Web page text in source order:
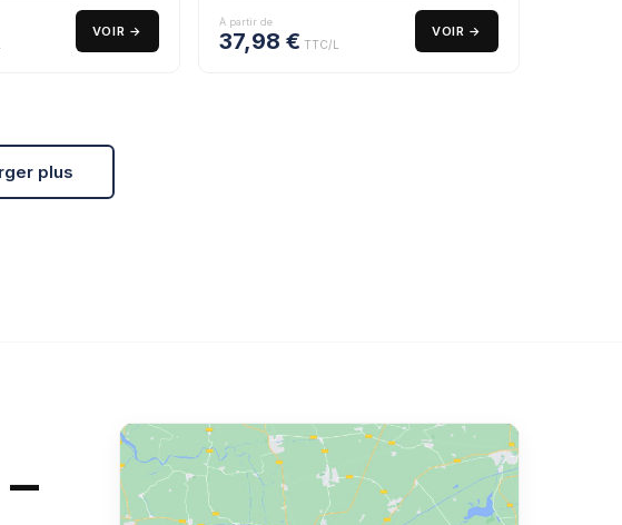
VOIR →
À partir de
37,98 € TTC/L
VOIR →
plus
—